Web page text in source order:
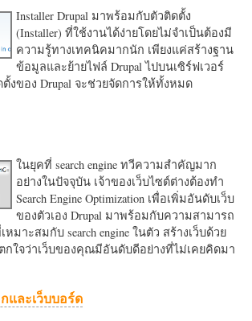
Installer Drupal มาพร้อมกับตัวติดตั้ง
(Installer) ที่ใช้งานได้ง่ายโดยไม่จำเป็นต้องมี
ความรู้ทางเทคนิคมากนัก เพียงแค่สร้างฐาน
ข้อมูลและย้ายไฟล์ Drupal ไปบนเซิร์ฟเวอร์
งของ Drupal จะช่วยจัดการให้ทั้งหมด
ในยุคที่ search engine ทวีความสำคัญมาก
อย่างในปัจจุบัน เจ้าของเว็บไซต์ต่างต้องทำ
Search Engine Optimization เพื่อเพิ่มอันดับเว็บ
ของตัวเอง Drupal มาพร้อมกับความสามารถ
มาะสมกับ search engine ในตัว สร้างเว็บด้วย
กใจว่าเว็บของคุณมีอันดับดีอย่างที่ไม่เคยคิดมา
และเว็บบอร์ด